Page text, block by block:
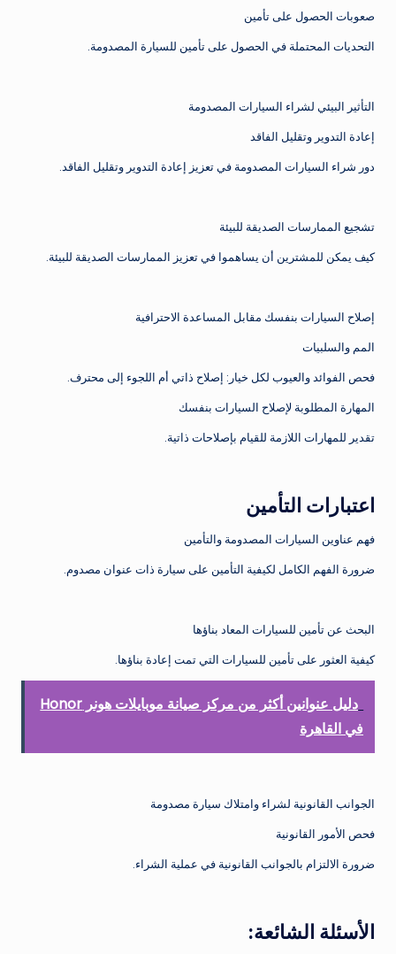
صعوبات الحصول على تأمين
التحديات المحتملة في الحصول على تأمين للسيارة المصدومة.
التأثير البيئي لشراء السيارات المصدومة
إعادة التدوير وتقليل الفاقد
دور شراء السيارات المصدومة في تعزيز إعادة التدوير وتقليل الفاقد.
تشجيع الممارسات الصديقة للبيئة
كيف يمكن للمشترين أن يساهموا في تعزيز الممارسات الصديقة للبيئة.
إصلاح السيارات بنفسك مقابل المساعدة الاحترافية
المم والسلبيات
فحص الفوائد والعيوب لكل خيار: إصلاح ذاتي أم اللجوء إلى محترف.
المهارة المطلوبة لإصلاح السيارات بنفسك
تقدير للمهارات اللازمة للقيام بإصلاحات ذاتية.
اعتبارات التأمين
فهم عناوين السيارات المصدومة والتأمين
ضرورة الفهم الكامل لكيفية التأمين على سيارة ذات عنوان مصدوم.
البحث عن تأمين للسيارات المعاد بناؤها
كيفية العثور على تأمين للسيارات التي تمت إعادة بناؤها.
دليل عنوانين أكثر من مركز صيانة موبايلات هونر Honor
في القاهرة
الجوانب القانونية لشراء وامتلاك سيارة مصدومة
فحص الأمور القانونية
ضرورة الالتزام بالجوانب القانونية في عملية الشراء.
الأسئلة الشائعة: